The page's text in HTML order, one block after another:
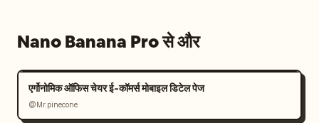
Nano Banana Pro से और
एर्गोनोमिक ऑफिस चेयर ई-कॉमर्स मोबाइल डिटेल पेज
@Mr.pinecone